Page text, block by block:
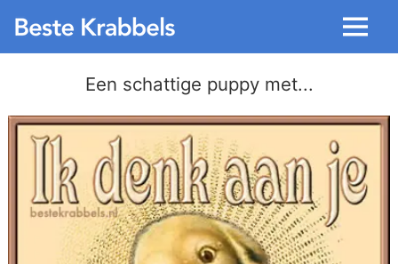
Menu
Een schattige puppy met...